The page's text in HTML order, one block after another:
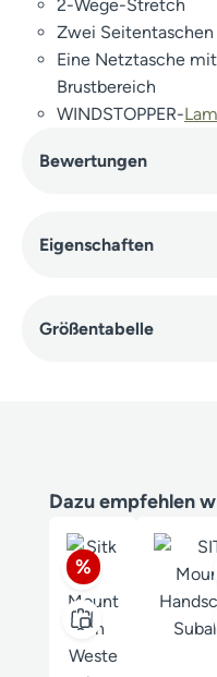
2-Wege-Stretch
Zwei
Eine Netztasche
Brustbereich
WINDSTOPPER-
Bewertungen
Eigenschaften
Größentabelle
Produktgalerie
Dazu empfehlen
Rabatt
%